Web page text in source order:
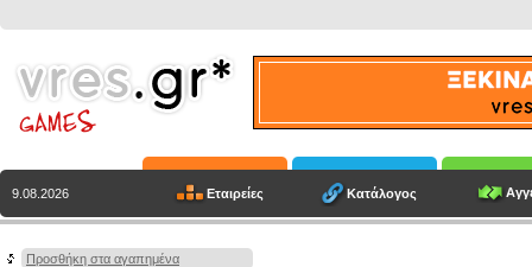
9.08.2026 Εταιρείες Κατάλογος
Προσθήκη στα αγαπημένα